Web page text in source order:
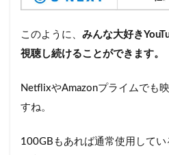
このように、 みんな大好き
視聴し続けることができます。
NetflixやAmazonプライムでも
すね。
100GBもあれば通常使用して